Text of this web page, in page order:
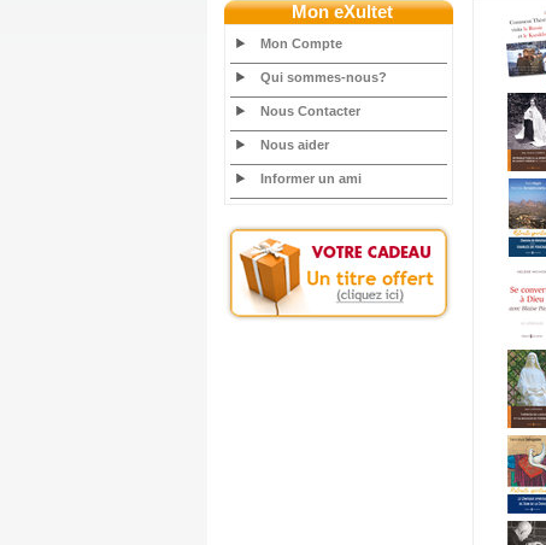
Mon eXultet
Mon Compte
Qui sommes-nous?
Nous Contacter
Nous aider
Informer un ami